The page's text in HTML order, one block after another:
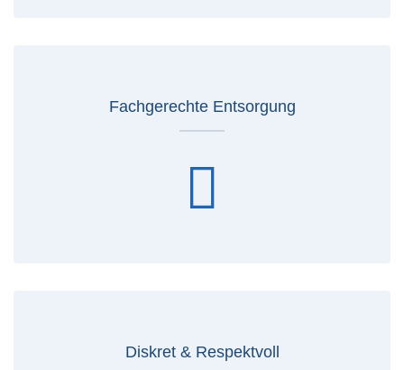
Fachgerechte Entsorgung
Diskret & Respektvoll